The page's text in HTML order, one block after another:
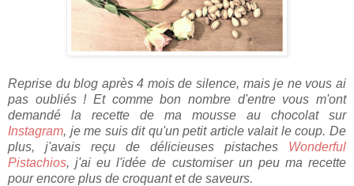
Reprise du blog après 4 mois de silence, mais je ne vous ai
pas oubliés ! Et comme bon nombre d'entre vous m'ont
demandé la recette de ma mousse au chocolat sur
Instagram, je me suis dit qu'un petit article valait le coup. De
plus, j'avais reçu de délicieuses pistaches Wonderful
Pistachios, j'ai eu l'idée de customiser un peu ma recette
pour encore plus de croquant et de saveurs.